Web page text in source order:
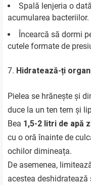
Spală lenjeria o
acumularea bacteriilor.
Încearcă să dormi
cutele formate de
Hidratează-ți
Pielea se hrănește și
duce la un ten tern și
Bea 1,5-2 litri de apă
cu o oră înainte de
ochilor dimineața.
De asemenea,
acestea